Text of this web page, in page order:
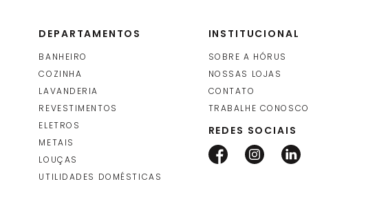
DEPARTAMENTOS
BANHEIRO
COZINHA
LAVANDERIA
REVESTIMENTOS
ELETROS
METAIS
LOUÇAS
UTILIDADES DOMÉSTICAS
INSTITUCIONAL
SOBRE A HÓRUS
NOSSAS LOJAS
CONTATO
TRABALHE CONOSCO
REDES SOCIAIS